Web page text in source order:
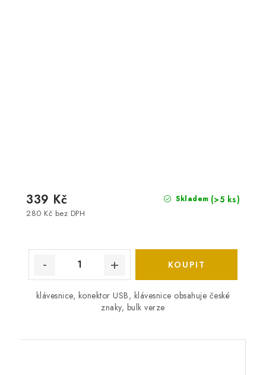
Skladem (>5 ks)
280 Kč bez DPH
339 Kč
klávesnice, konektor USB, klávesnice obsahuje české
znaky, bulk verze